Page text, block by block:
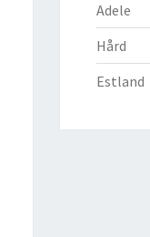
Adele
Hård
Estland